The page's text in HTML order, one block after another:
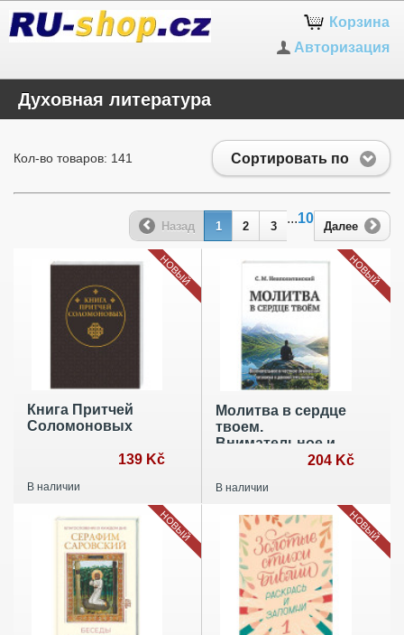
Корзина
Авторизация
Духовная литература
Сортировать по
Кол-во товаров: 141
Назад 1 2 3
...10
Далее
Книга Притчей
Соломоновых
139 Kč
В наличии
НОВЫЙ
Молитва в сердце
твоем.
Внимательное и
человека к данной
204 Kč
В наличии
НОВЫЙ
НОВЫЙ НОВЫЙ